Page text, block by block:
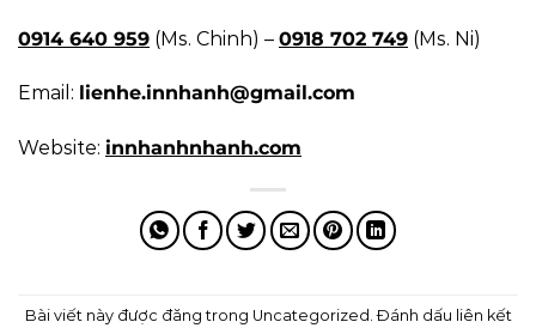
0914 640 959 (Ms. Chinh) – 0918 702 749 (Ms. Ni)
Email: lienhe.innhanh@gmail.com
Website: innhanhnhanh.com
Bài viết này được đăng trong Uncategorized . Đánh dấu liên kết